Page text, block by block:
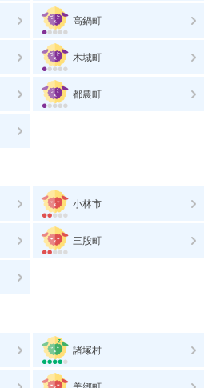
高鍋町
木城町
都農町
小林市
三股町
諸塚村